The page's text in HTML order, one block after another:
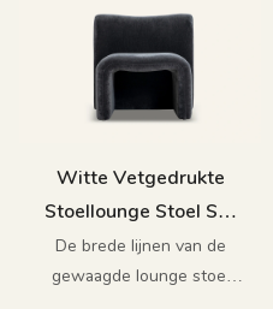
en houten graan. De
Sassari -bank met de
unieke charme van
uitstekend vakmanschap
Witte Vetgedrukte
Stoellounge Stoel Set
M081
De brede lijnen van de
gewaagde lounge stoel